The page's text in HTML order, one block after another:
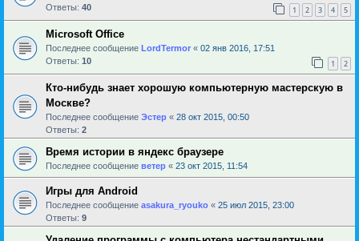
Ответы: 40 1 2 3 4 5
Microsoft Office
Последнее сообщение LordTermor « 02 янв 2016, 17:51
Ответы: 10 1 2
Кто-нибудь знает хорошую компьютерную мастерскую в
Москве?
Последнее сообщение Эстер « 28 окт 2015, 00:50
Ответы: 2
Время истории в яндекс браузере
Последнее сообщение ветер « 23 окт 2015, 11:54
Игры для Android
Последнее сообщение asakura_ryouko « 25 июл 2015, 23:00
Ответы: 9